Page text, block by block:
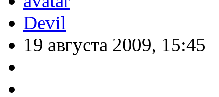
Devil
19 августа 2009, 15:45